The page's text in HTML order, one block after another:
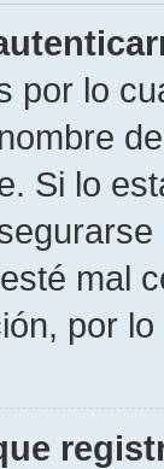
por lo
Si lo
mal
por